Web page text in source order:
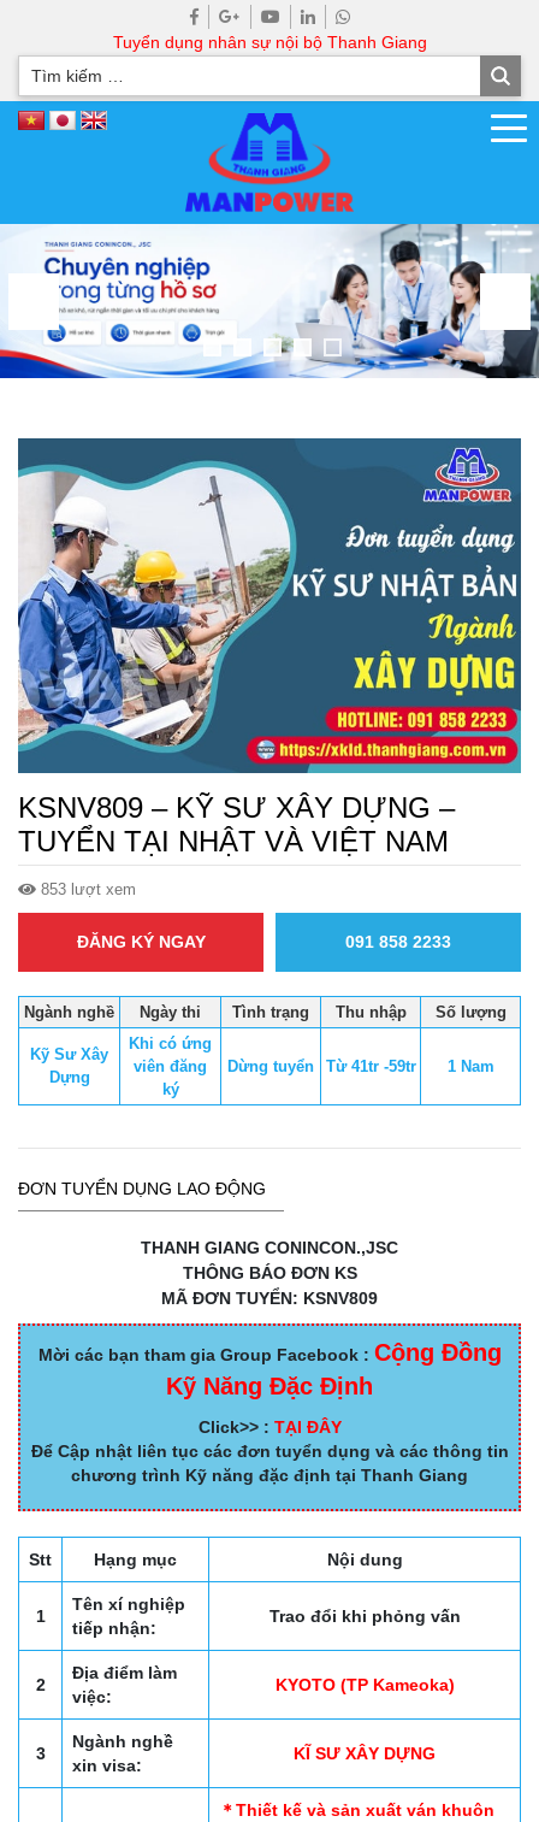
Tuyển dụng nhân sự nội bộ Thanh Giang
KSNV809 – KỸ SƯ XÂY DỰNG –
TUYỂN TẠI NHẬT VÀ VIỆT NAM
853 lượt xem
ĐĂNG KÝ NGAY 091 858 2233
Ngành nghề Ngày thi Tình trạng Thu nhập Số lượng
Kỹ Sư Xây
Dựng
Khi có ứng
viên đăng
ký
Dừng tuyển Từ 41tr -59tr 1 Nam
ĐƠN TUYỂN DỤNG LAO ĐỘNG
THANH GIANG CONINCON.,JSC
THÔNG BÁO ĐƠN KS
MÃ ĐƠN TUYỂN: KSNV809
Mời các bạn tham gia Group Facebook : Cộng Đồng
Kỹ Năng Đặc Định
Click>> : TẠI ĐÂY
Để Cập nhật liên tục các đơn tuyển dụng và các thông tin
chương trình Kỹ năng đặc định tại Thanh Giang
Stt Hạng mục Nội dung
1
Tên xí nghiệp
tiếp nhận:
Trao đổi khi phỏng vấn
2
Địa điểm làm
việc:
KYOTO (TP Kameoka)
3
Ngành nghề
xin visa:
KĨ SƯ XÂY DỰNG
＊Thiết kế và sản xuất ván khuôn